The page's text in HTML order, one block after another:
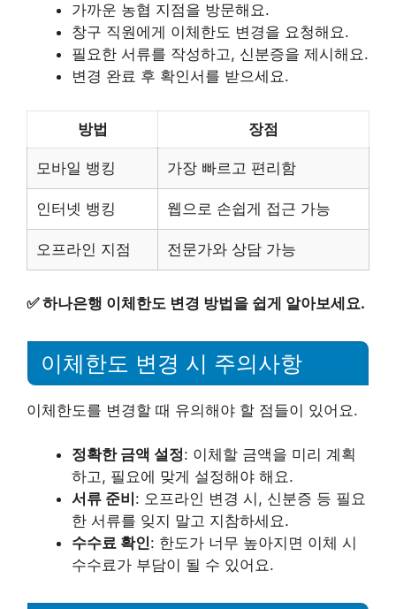
가까운 농협 지점을 방문해요.
창구 직원에게 이체한도 변경을 요청해요.
필요한 서류를 작성하고, 신분증을 제시해요.
변경 완료 후 확인서를 받으세요.
방법 장점
모바일 뱅킹 가장 빠르고 편리함
인터넷 뱅킹 웹으로 손쉽게 접근 가능
오프라인 지점 전문가와 상담 가능
✅하나은행 이체한도 변경 방법을 쉽게 알아보세요.
이체한도 변경 시 주의사항
이체한도를 변경할 때 유의해야 할 점들이 있어요.
정확한 금액 설정: 이체할 금액을 미리 계획
하고, 필요에 맞게 설정해야 해요.
서류 준비 : 오프라인 변경 시, 신분증 등 필요
한 서류를 잊지 말고 지참하세요.
수수료 확인: 한도가 너무 높아지면 이체 시
수수료가 부담이 될 수 있어요.